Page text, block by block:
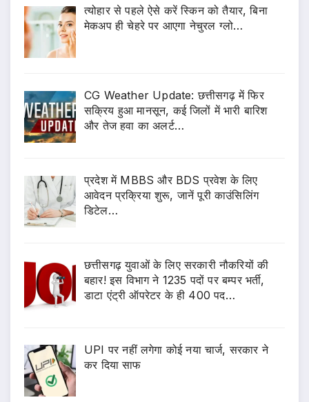
त्योहार से पहले ऐसे करें स्किन को तैयार, बिना
मेकअप ही चेहरे पर आएगा नेचुरल ग्लो…
CG Weather Update: छत्तीसगढ़ में फिर
सक्रिय हुआ मानसून, कई जिलों में भारी बारिश
और तेज हवा का अलर्ट…
प्रदेश में MBBS और BDS प्रवेश के लिए
आवेदन प्रक्रिया शुरू, जानें पूरी काउंसिलिंग
डिटेल…
छत्तीसगढ़ युवाओं के लिए सरकारी नौकरियों की
बहार! इस विभाग ने 1235 पदों पर बम्पर भर्ती,
डाटा एंट्री ऑपरेटर के ही 400 पद…
UPI पर नहीं लगेगा कोई नया चार्ज, सरकार ने
कर दिया साफ